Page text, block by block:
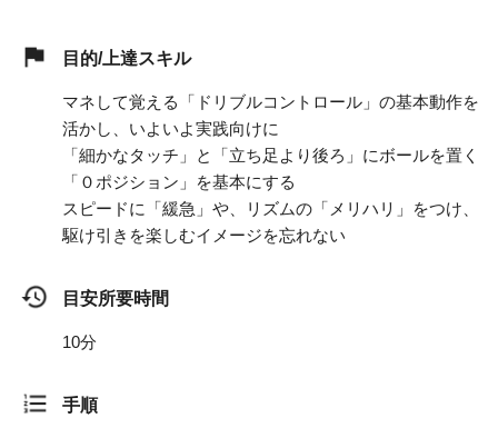
目的/上達スキル
マネして覚える「ドリブルコントロール」の基本動作を
活かし、いよいよ実践向けに
「細かなタッチ」と「立ち足より後ろ」にボールを置く
「０ポジション」を基本にする
スピードに「緩急」や、リズムの「メリハリ」をつけ、
駆け引きを楽しむイメージを忘れない
目安所要時間
10分
手順